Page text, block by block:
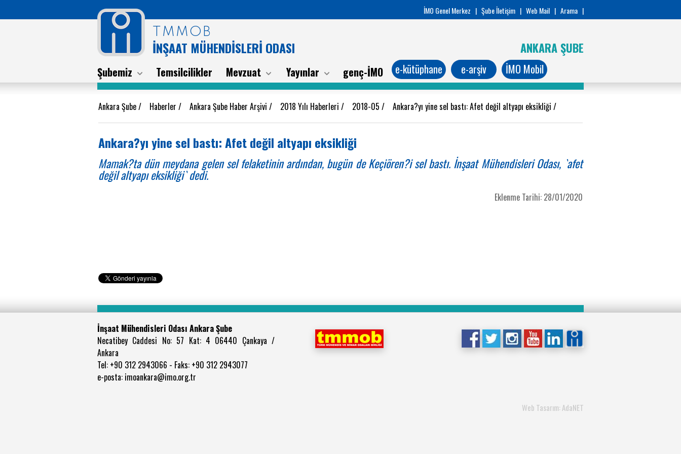
İMO Genel Merkez | Şube İletişim | Web Mail | Arama |
TMMOB
İNŞAAT MÜHENDİSLERİ ODASI ANKARA ŞUBE
Şubemiz Temsilcilikler Mevzuat Yayınlar genç-İMO e-kütüphane e-arşiv İMO Mobil
Ankara Şube/ Haberler / Ankara Şube Haber Arşivi / 2018 Yılı Haberleri / 2018-05 / Ankara?yı yine sel bastı: Afet değil altyapı eksikliği /
Ankara?yı yine sel bastı: Afet değil altyapı eksikliği
Mamak?ta dün meydana gelen sel felaketinin ardından, bugün de Keçiören?i sel bastı. İnşaat Mühendisleri Odası, `afet
değil altyapı eksikliği` dedi.
Eklenme Tarihi: 28/01/2020
İnşaat Mühendisleri Odası Ankara Şube
Necatibey Caddesi No: 57 Kat: 4 06440 Çankaya /
Ankara
Tel: +90 312 2943066 - Faks: +90 312 2943077
e-posta: imoankara@imo.org.tr
Web Tasarım: AdaNET